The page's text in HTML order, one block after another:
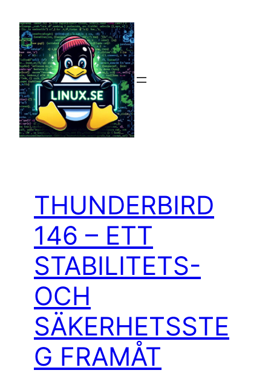
innehåll
THUNDERBIRD
146 – ETT
STABILITETS-
OCH
SÄKERHETSSTE
G FRAMÅT